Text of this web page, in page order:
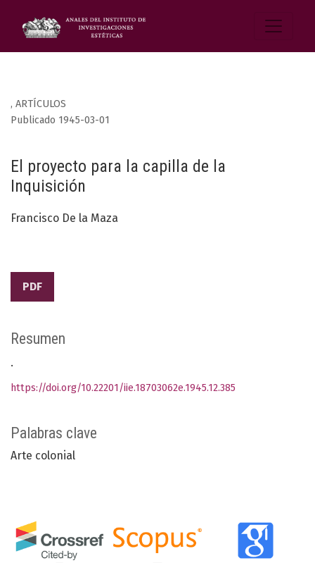
, ARTÍCULOS
El proyecto para la capilla de la
Inquisición
Publicado 1945-03-01
Francisco De la Maza
PDF
Palabras clave
Arte colonial
Resumen
.
https://doi.org/10.22201/iie.18703062e.1945.12.385